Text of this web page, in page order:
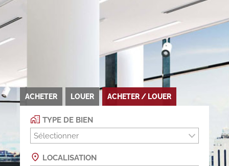
ACHETER LOUER ACHETER / LOUER
TYPE DE BIEN
Sélectionner
LOCALISATION